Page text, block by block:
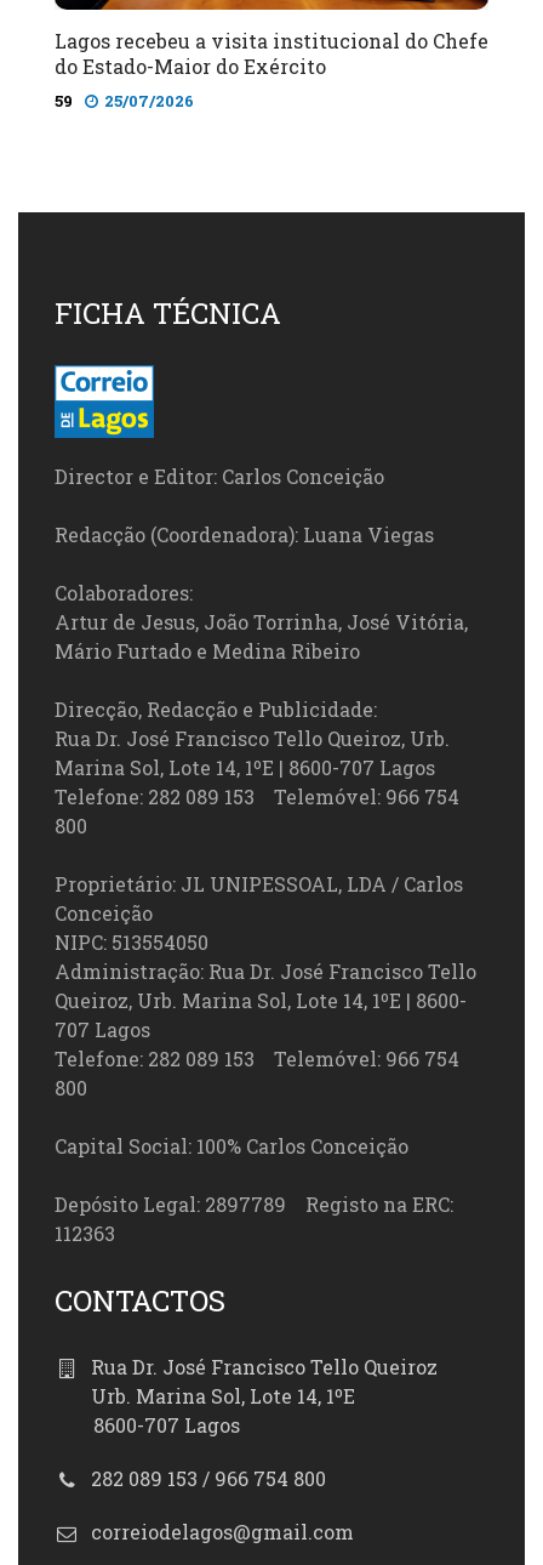
Lagos recebeu a visita institucional do Chefe
do Estado-Maior do Exército
59 25/07/2026
FICHA TÉCNICA
Director e Editor: Carlos Conceição
Redacção (Coordenadora): Luana Viegas
Colaboradores:
Artur de Jesus, João Torrinha, José Vitória,
Mário Furtado e Medina Ribeiro
Direcção, Redacção e Publicidade:
Rua Dr. José Francisco Tello Queiroz, Urb.
Marina Sol, Lote 14, 1ºE | 8600-707 Lagos
Telefone: 282 089 153 Telemóvel: 966 754
800
Proprietário: JL UNIPESSOAL, LDA / Carlos
Conceição
NIPC: 513554050
Administração: Rua Dr. José Francisco Tello
Queiroz, Urb. Marina Sol, Lote 14, 1ºE | 8600-
707 Lagos
Telefone: 282 089 153 Telemóvel: 966 754
800
Capital Social: 100% Carlos Conceição
Depósito Legal: 2897789 Registo na ERC:
112363
CONTACTOS
Rua Dr. José Francisco Tello Queiroz
Urb. Marina Sol, Lote 14, 1ºE
8600-707 Lagos
282 089 153 / 966 754 800
correiodelagos@gmail.com